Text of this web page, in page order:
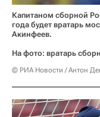
Капитаном сборной
года будет вратарь
Акинфеев.
На фото: вратарь
© РИА Новости / Антон